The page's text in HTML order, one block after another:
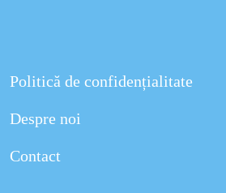
Politică de confidențialitate
Despre noi
Contact